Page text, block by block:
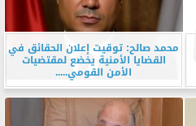
محمد صالح: توقيت إعلان الحقائق في
القضايا الأمنية يخضع لمقتضيات
الأمن القومي.....